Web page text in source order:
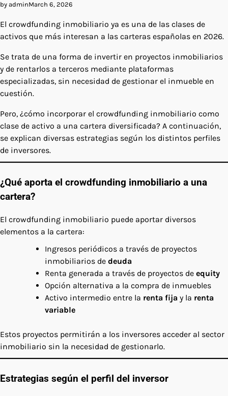
by adminMarch 6, 2026
El crowdfunding inmobiliario ya es una de las clases de
activos que más interesan a las carteras españolas en 2026.
Se trata de una forma de invertir en proyectos inmobiliarios
y de rentarlos a terceros mediante plataformas
especializadas, sin necesidad de gestionar el inmueble en
cuestión.
Pero, ¿cómo incorporar el crowdfunding inmobiliario como
clase de activo a una cartera diversificada? A continuación,
se explican diversas estrategias según los distintos perfiles
de inversores.
¿Qué aporta el crowdfunding inmobiliario a una
cartera?
El crowdfunding inmobiliario puede aportar diversos
elementos a la cartera:
Ingresos periódicos a través de proyectos
inmobiliarios de deuda
Renta generada a través de proyectos de equity
Opción alternativa a la compra de inmuebles
Activo intermedio entre la renta fija y la renta
variable
Estos proyectos permitirán a los inversores acceder al sector
inmobiliario sin la necesidad de gestionarlo.
Estrategias según el perfil del inversor